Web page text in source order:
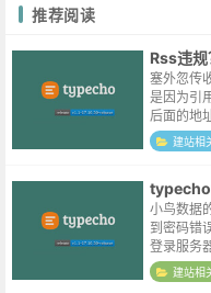
推荐阅读
Rss违
塞外忽传
是因为引
后面的地
据》网站
删除这一
建站相
typecho
小鸟数据
到密码错
登录服务
乎是自己
动保存的
建站相